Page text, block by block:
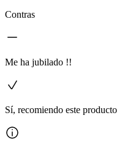
Contras
Me ha jubilado !!
Sí, recomiendo este producto